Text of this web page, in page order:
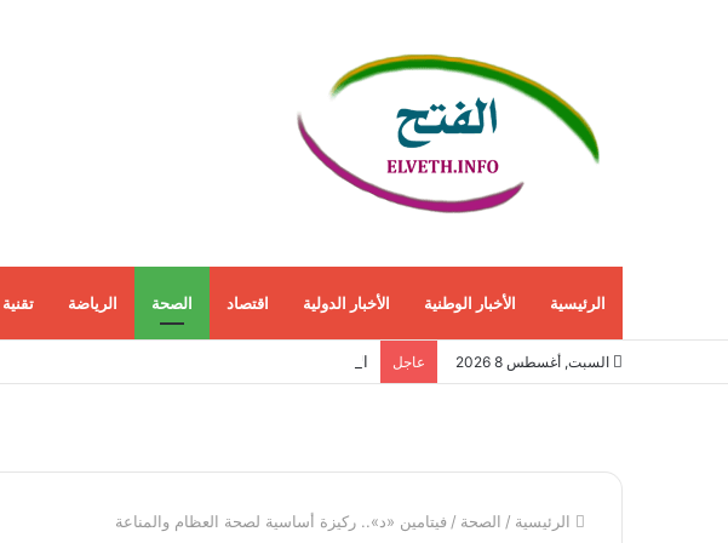
الرئيسية الأخبار الوطنية الأخبار الدولية اقتصاد الصحة الرياضة تقنية
السبت, أغسطس 8 2026 عاجل الاقتصاد الأمريكي ينمو 1.5% في الربع الثاني مع استمرار قوة الطلب المحلي
الرئيسية / الصحة / فيتامين «د».. ركيزة أساسية لصحة العظام والمناعة